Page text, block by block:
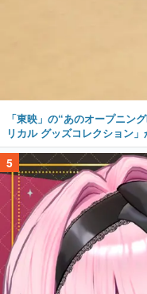
「東映」の“あのオープニン
リカル グッズコレクション
5